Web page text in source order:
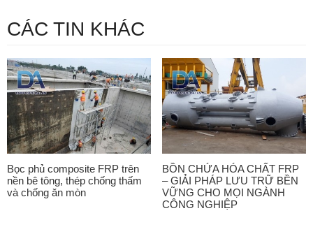
CÁC TIN KHÁC
Bọc phủ composite FRP trên
nền bê tông, thép chống thấm
và chống ăn mòn
BỒN CHỨA HÓA CHẤT FRP
– GIẢI PHÁP LƯU TRỮ BỀN
VỮNG CHO MỌI NGÀNH
CÔNG NGHIỆP